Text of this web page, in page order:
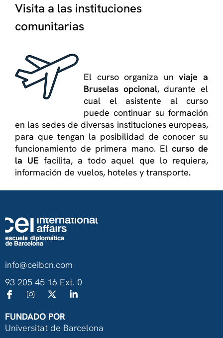
Visita a las instituciones
comunitarias
El curso organiza unviaje a
Bruselas opcional, durante el
cual el asistente al curso
puede continuar su formación
en las sedes de diversas instituciones europeas,
para que tengan la posibilidad de conocer su
funcionamiento de primera mano. Elcurso de
la UE facilita, a todo aquel que lo requiera,
información de vuelos, hoteles y transporte.
info@ceibcn.com
93 205 45 16 Ext. 0
FUNDADO POR
Universitat de Barcelona